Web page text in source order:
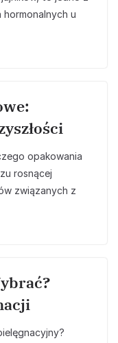
u
opakowania
rosnącej
związanych z